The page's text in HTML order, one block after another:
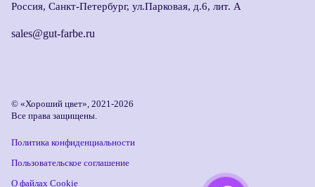
Россия, Санкт-Петербург, ул.Парковая, д.6, лит. А
sales@gut-farbe.ru
© «Хороший цвет», 2021-2026
Все права защищены.
Политика конфиденциальности
Пользовательское соглашение
О файлах Cookie